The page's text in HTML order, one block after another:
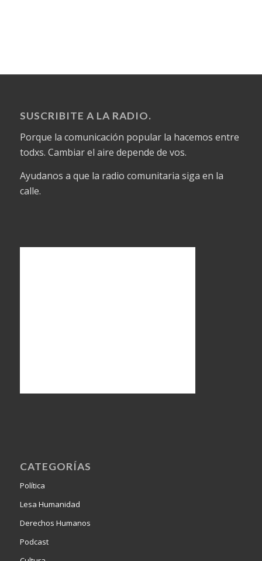
SUSCRIBITE A LA RADIO.
Porque la comunicación popular la hacemos entre
todxs. Cambiar el aire depende de vos.
Ayudanos a que la radio comunitaria siga en la
calle.
CATEGORÍAS
Política
Lesa Humanidad
Derechos Humanos
Podcast